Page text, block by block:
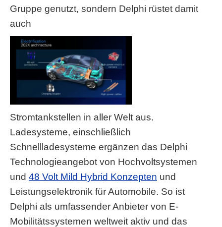
Gruppe genutzt, sondern Delphi rüstet damit
auch
Stromtankstellen in aller Welt aus.
Ladesysteme, einschließlich
Schnellladesysteme ergänzen das Delphi
Technologieangebot von Hochvoltsystemen
und 48 Volt Mild Hybrid Konzepten und
Leistungselektronik für Automobile. So ist
Delphi als umfassender Anbieter von E-
Mobilitätssystemen weltweit aktiv und das